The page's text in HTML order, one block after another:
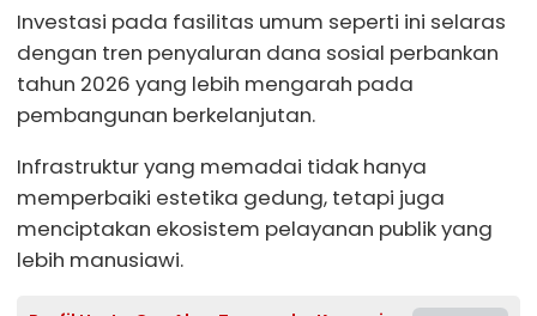
Investasi pada fasilitas umum seperti ini selaras
dengan tren penyaluran dana sosial perbankan
tahun 2026 yang lebih mengarah pada
pembangunan berkelanjutan.
Infrastruktur yang memadai tidak hanya
memperbaiki estetika gedung, tetapi juga
menciptakan ekosistem pelayanan publik yang
lebih manusiawi.